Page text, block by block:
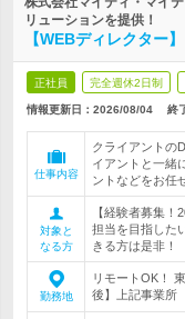
リューションを提供！
【WEBディレクター
正社員 完全週休2日制
情報更新日：2026/08/04 終
仕事内容
クライアントの
イアントと一緒
ントなどをお任
対象と
なる方
【経験者募集
担当を目指した
きる方は是非！
勤務地
リモートOK！
後】上記事業所